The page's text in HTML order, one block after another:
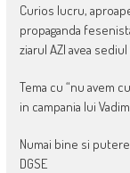
Curios lucru,
propaganda
ziarul AZI avea
Tema cu “nu avem
in campania lui
Numai bine si
DGSE